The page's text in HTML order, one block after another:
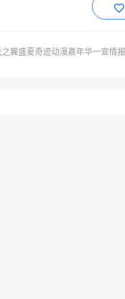
之翼盛夏奇迹动漫嘉年华一宣情报